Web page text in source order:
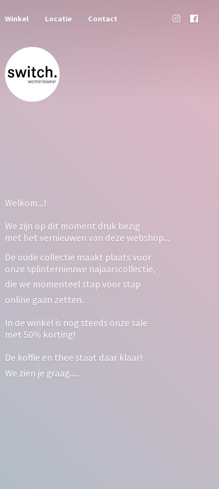
Winkel Locatie Contact
Welkom...!
We zijn op dit moment druk bezig
met het vernieuwen van deze webshop...
De oude collectie maakt plaats voor
onze splinternieuwe najaarscollectie,
die we momenteel stap voor stap
online gaan zetten.
In de winkel is nog steeds onze sale
met 50% korting!
De koffie en thee staat daar klaar!
We zien je graag.....